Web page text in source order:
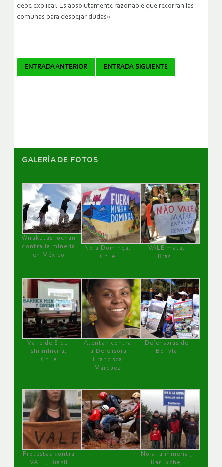
debe explicar. Es absolutamente razonable que recorran las
comunas para despejar dudas»
Navegador
ENTRADA ANTERIOR ENTRADA SIGUIENTE
GALERÌA DE FOTOS
Wirakutas luchan
contra la minería
en México
No a Dominga,
Chile
VALE mata,
Brasil
Valle de Elqui
sin minería.
Chile
Atentan contra
la Defensora
Francisca
Márquez
Defensoras de
Bolivia
Protestas contra
VALE, Brasil
No a la minería ,
Bariloche,